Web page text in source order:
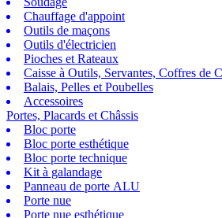
Chauffage d'appoint
Outils de maçons
Outils d'électricien
Pioches et Rateaux
Caisse à Outils, Servantes, Coffres de
Balais, Pelles et Poubelles
Accessoires
Portes, Placards et Châssis
Bloc porte
Bloc porte esthétique
Bloc porte technique
Kit à galandage
Panneau de porte ALU
Porte nue
Porte nue esthétique